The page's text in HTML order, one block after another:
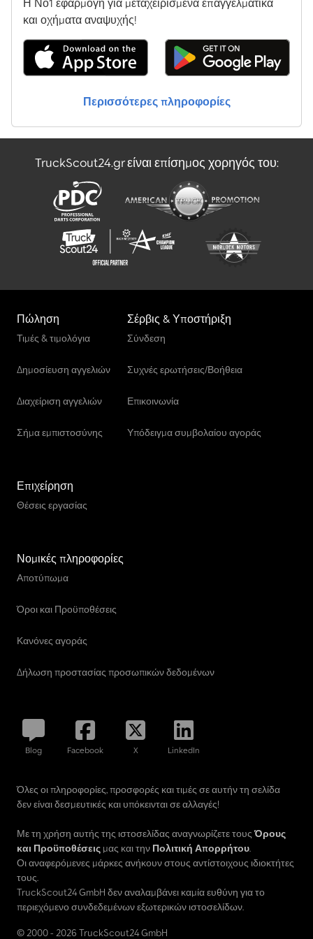
και οχήματα αναψυχής!
Περισσότερες πληροφορίες
TruckScout24.gr είναι επίσημος χορηγός του:
Πώληση
Τιμές & τιμολόγια
Δημοσίευση αγγελιών
Διαχείριση αγγελιών
Σήμα εμπιστοσύνης
Σέρβις & Υποστήριξη
Σύνδεση
Συχνές ερωτήσεις/Βοήθεια
Επικοινωνία
Υπόδειγμα συμβολαίου αγοράς
Επιχείρηση
Θέσεις εργασίας
Νομικές πληροφορίες
Αποτύπωμα
Όροι και Προϋποθέσεις
Κανόνες αγοράς
Δήλωση προστασίας προσωπικών δεδομένων
Blog Facebook X LinkedIn
Όλες οι πληροφορίες, προσφορές και τιμές σε αυτήν τη σελίδα
δεν είναι δεσμευτικές και υπόκεινται σε αλλαγές!
Με τη χρήση αυτής της ιστοσελίδας αναγνωρίζετε τουςΌρους
και Προϋποθέσεις μας και την Πολιτική Απορρήτου.
Οι αναφερόμενες μάρκες ανήκουν στους αντίστοιχους ιδιοκτήτες
τους.
TruckScout24 GmbH δεν αναλαμβάνει καμία ευθύνη για το
περιεχόμενο συνδεδεμένων εξωτερικών ιστοσελίδων.
© 2000 - 2026 TruckScout24 GmbH